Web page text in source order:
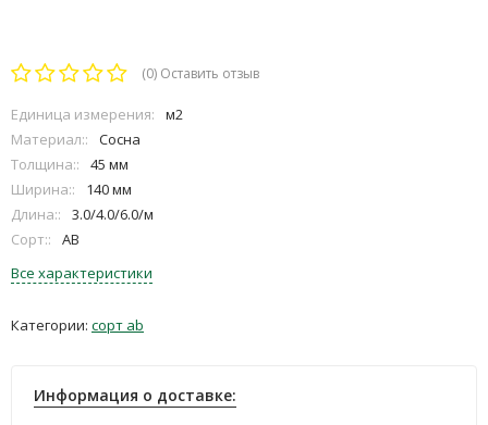
(0) Оставить отзыв
Единица измерения:
м2
Материал::
Сосна
Толщина::
45 мм
Ширина::
140 мм
Длина::
3.0/4.0/6.0/м
Сорт::
АВ
Все характеристики
Категории: сорт ab
Информация о доставке: